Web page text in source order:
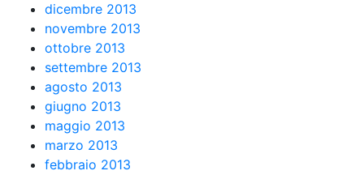
dicembre 2013
novembre 2013
ottobre 2013
settembre 2013
agosto 2013
giugno 2013
maggio 2013
marzo 2013
febbraio 2013